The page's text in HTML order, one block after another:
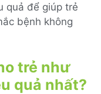
quả để giúp trẻ
bệnh không
trẻ như
quả nhất?